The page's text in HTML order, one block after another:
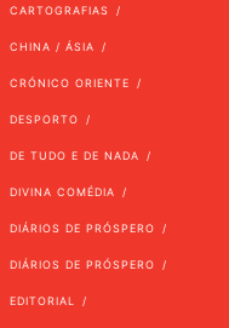
CARTOGRAFIAS
CHINA / ÁSIA
CRÓNICO ORIENTE
DESPORTO
DE TUDO E DE NADA
DIVINA COMÉDIA
DIÁRIOS DE PRÓSPERO
DIÁRIOS DE PRÓSPERO
EDITORIAL